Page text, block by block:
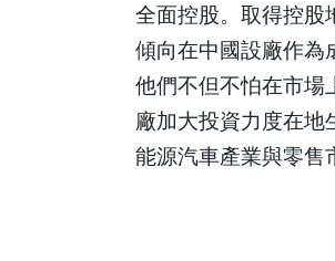
全面控股。取得控股
傾向在中國設廠作為
他們不但不怕在市場
廠加大投資力度在地
能源汽車產業與零售